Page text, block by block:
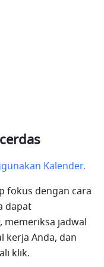
Kalender.
fokus dengan cara
dapat
memeriksa jadwal
kerja Anda, dan
klik.